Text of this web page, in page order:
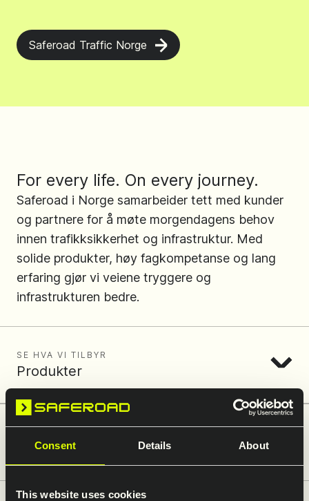
Consent Details About
This website uses cookies
Saferoad Traffic Norge
For every life. On every journey.
Saferoad i Norge samarbeider tett med kunder
og partnere for å møte morgendagens behov
innen trafikksikkerhet og infrastruktur. Med
solide produkter, høy fagkompetanse og lang
erfaring gjør vi veiene tryggere og
infrastrukturen bedre.
SE HVA VI TILBYR
Produkter
Tjenester